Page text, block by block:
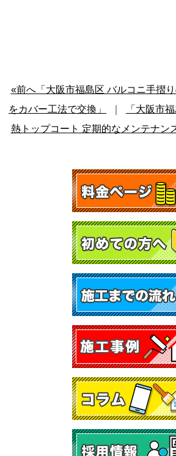
«前へ「大阪市福島区 バルコニ手摺
をカバー工法で交換」
「大阪市
熱トップコート 定期的なメンテナン